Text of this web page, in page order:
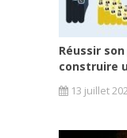
Réussir
construire
13 juillet